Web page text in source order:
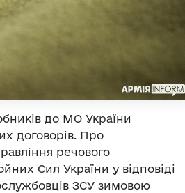
до МО України
договорів. Про
речового
Сил України у відповіді
ЗСУ зимовою